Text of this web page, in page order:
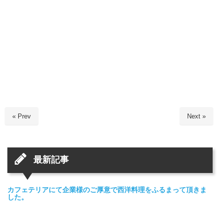
« Prev Next »
最新記事
カフェテリアにて企業様のご厚意で西洋料理をふるまって頂きま
した。